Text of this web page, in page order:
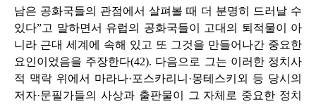
남은 공화국들의 관점에서 살펴볼 때 더 분명히 드러날 수
있다”고 말하면서 유럽의 공화국들이 고대의 퇴적물이 아
니라 근대 세계에 속해 있고 또 그것을 만들어나간 중요한
요인이었음을 주장한다(42). 다음으로 그는 이러한 정치사
적 맥락 위에서 마라나·포스카리니·몽테스키외 등 당시의
저자·문필가들의 사상과 출판물이 그 자체로 중요한 정치